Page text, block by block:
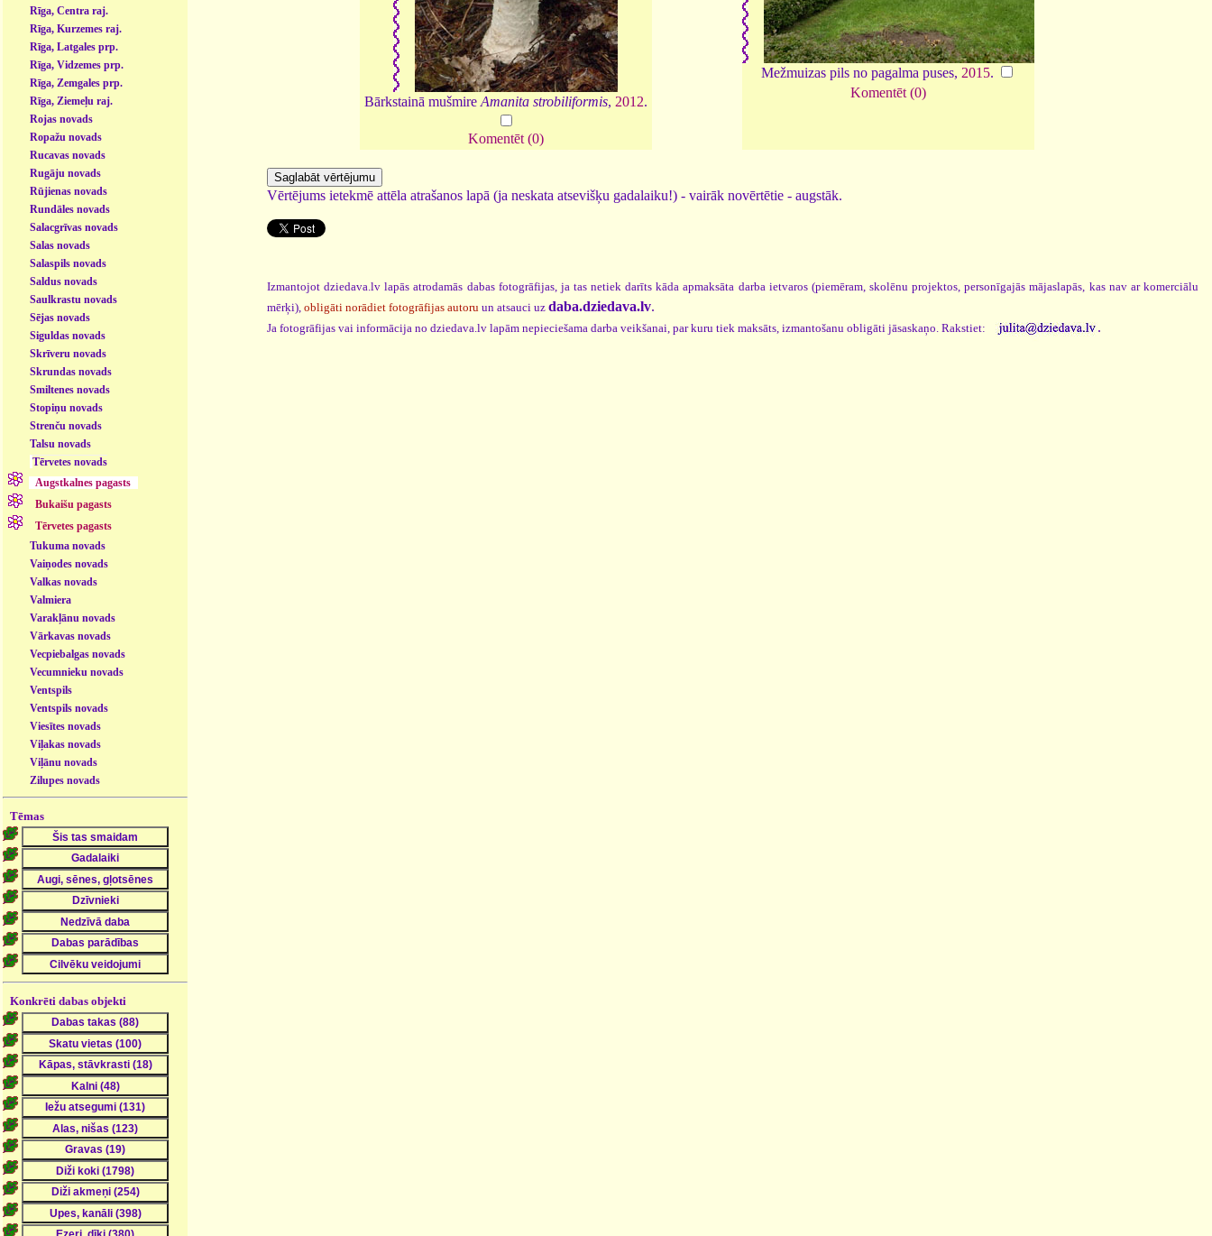
Rīga, Centra raj.
Rīga, Kurzemes raj.
Rīga, Latgales prp.
Rīga, Vidzemes prp.
Rīga, Zemgales prp.
Rīga, Ziemeļu raj.
Rojas novads
Ropažu novads
Rucavas novads
Rugāju novads
Rūjienas novads
Rundāles novads
Salacgrīvas novads
Salas novads
Salaspils novads
Saldus novads
Saulkrastu novads
Sējas novads
Siguldas novads
Skrīveru novads
Skrundas novads
Smiltenes novads
Stopiņu novads
Strenču novads
Talsu novads
Tērvetes novads
Augstkalnes pagasts
Bukaišu pagasts
Tērvetes pagasts
Tukuma novads
Vaiņodes novads
Valkas novads
Valmiera
Varakļānu novads
Vārkavas novads
Vecpiebalgas novads
Vecumnieku novads
Ventspils
Ventspils novads
Viesītes novads
Viļakas novads
Viļānu novads
Zilupes novads
Tēmas
Konkrēti dabas objekti
Bārkstainā mušmire Amanita strobiliformis, 2012.
Komentēt (0)
Mežmuizas pils no pagalma puses, 2015.
Komentēt (0)
Vērtējums ietekmē attēla atrašanos lapā (ja neskata atsevišķu gadalaiku!) - vairāk novērtētie - augstāk.
Izmantojot dziedava.lv lapās atrodamās dabas fotogrāfijas, ja tas netiek darīts kāda apmaksāta darba ietvaros (piemēram, skolēnu projektos, personīgajās mājaslapās, kas nav ar komerciālu
mērķi), obligāti norādiet fotogrāfijas autoru un atsauci uz daba.dziedava.lv.
Ja fotogrāfijas vai informācija no dziedava.lv lapām nepieciešama darba veikšanai, par kuru tiek maksāts, izmantošanu obligāti jāsaskaņo. Rakstiet: .